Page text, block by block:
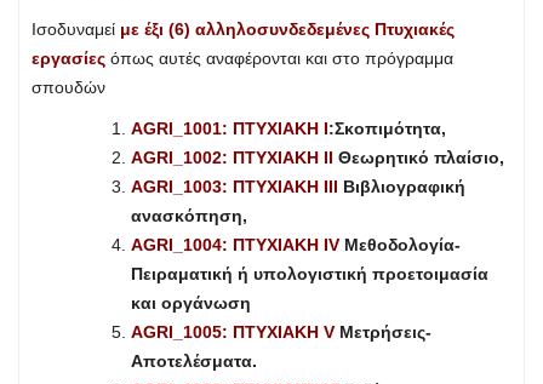
Ισοδυναμεί με έξι (6) αλληλοσυνδεδεμένες Πτυχιακές
εργασίες όπως αυτές αναφέρονται και στο πρόγραμμα
σπουδών
AGRI_1001: ΠΤΥΧΙΑΚΗ Ι:Σκοπιμότητα,
AGRI_1002: ΠΤΥΧΙΑΚΗ ΙΙ Θεωρητικό πλαίσιο,
AGRI_1003: ΠΤΥΧΙΑΚΗ ΙΙΙ Βιβλιογραφική
ανασκόπηση,
AGRI_1004: ΠΤΥΧΙΑΚΗ ΙV Μεθοδολογία-
Πειραματική ή υπολογιστική προετοιμασία
και οργάνωση
AGRI_1005: ΠΤΥΧΙΑΚΗ V Μετρήσεις-
Αποτελέσματα.